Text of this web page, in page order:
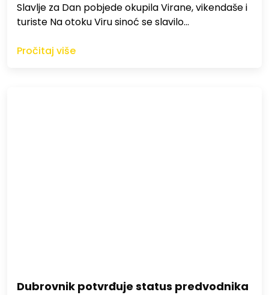
Slavlje za Dan pobjede okupila Virane, vikendaše i
turiste Na otoku Viru sinoć se slavilo…
Pročitaj više
Dubrovnik potvrđuje status predvodnika